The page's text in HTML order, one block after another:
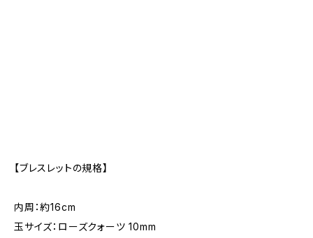
【ブレスレットの規格】
内周：約16cm
玉サイズ：ローズクォーツ 10mm